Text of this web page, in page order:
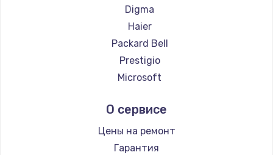
Ремонт ноутбуков ZTE
Ремонт ноутбуков Hiper
Ремонт ноутбуков Evga
Ремонт ноутбуков Google
Ремонт ноутбуков Echips
Ремонт ноутбуков Predator
Ремонт ноутбуков iru
Ремонт ноутбуков Machenike
Digma
Haier
Packard Bell
Prestigio
Microsoft
Aquarius
Gigabyte
Aorus
О сервисе
Цены на ремонт
Гарантия